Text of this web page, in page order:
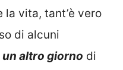
vita, tant’è vero
di alcuni
un altro giorno di